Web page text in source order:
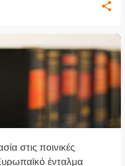
στις ποινικές
ένταλμα